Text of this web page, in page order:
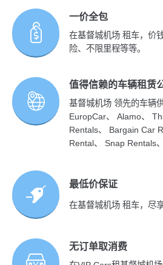
一价全包
在基督城机场 租车，价
险、不限里程等等。
值得信赖的车辆租赁
基督城机场 领先的车辆
EuropCar、 Alamo、
Rentals、 Bargain Car
Rental、 Snap Rentals
最低价保证
在基督城机场 租车，尽
无订单取消费